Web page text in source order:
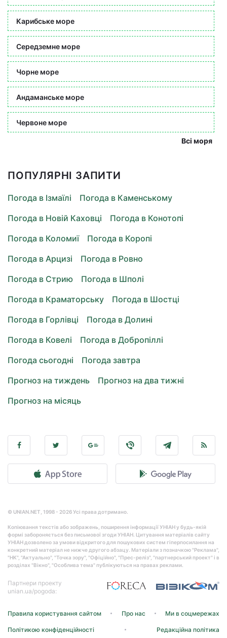
Карибське море
Середземне море
Чорне море
Андаманське море
Червоне море
Всі моря
ПОПУЛЯРНІ ЗАПИТИ
Погода в Ізмаїлі
Погода в Каменському
Погода в Новій Каховці
Погода в Конотопі
Погода в Коломиї
Погода в Коропі
Погода в Арцизі
Погода в Ровно
Погода в Стрию
Погода в Шполі
Погода в Краматорську
Погода в Шостці
Погода в Горлівці
Погода в Долині
Погода в Ковелі
Погода в Добропіллі
Погода сьогодні
Погода завтра
Прогноз на тиждень
Прогноз на два тижні
Прогноз на місяць
© UNIAN.NET, 1998 - 2026 Усі права дотримано.
Копіювання текстів або зображень, поширення інформації УНІАН у будь-якій
формі забороняється без письмової згоди УНІАН. Цитування матеріалів сайту
УНІАН дозволено за умови відкритого для пошукових систем гіперпосилання на
конкретний матеріал не нижче другого абзацу. Матеріали з позначкою "Реклама",
"НК", "Актуально", "Точка зору", "Офіційно", "Прес-реліз", "партнерський проект" і в
розділах "Вікно", "Особлива тема" публікуються на правах реклами.
Партнери проекту
unian.ua/pogoda:
Правила користування сайтом Про нас Ми в соцмережах
Політикою конфіденційності Редакційна політика